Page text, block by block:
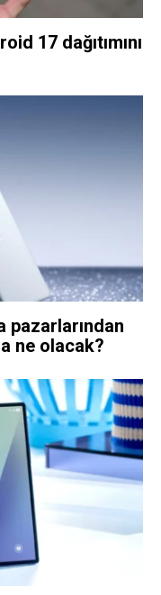
17 dağıtımını
pazarlarından
ne olacak?